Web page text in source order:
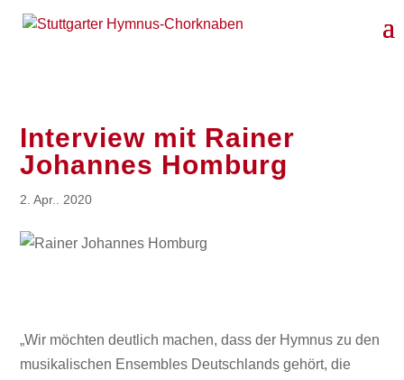
Interview mit Rainer
Johannes Homburg
2. Apr.. 2020
„Wir möchten deutlich machen, dass der Hymnus zu den
musikalischen Ensembles Deutschlands gehört, die